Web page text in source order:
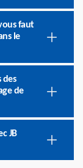
faut
le
des
de
JB